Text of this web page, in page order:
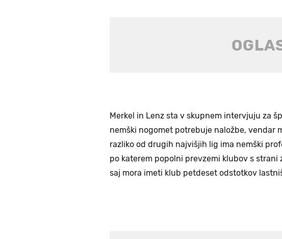
Merkel in Lenz sta v skupnem intervjuju za
nemški nogomet potrebuje naložbe, vendar
razliko od drugih najvišjih lig ima nemški
po katerem popolni prevzemi klubov s
saj mora imeti klub petdeset odstotkov